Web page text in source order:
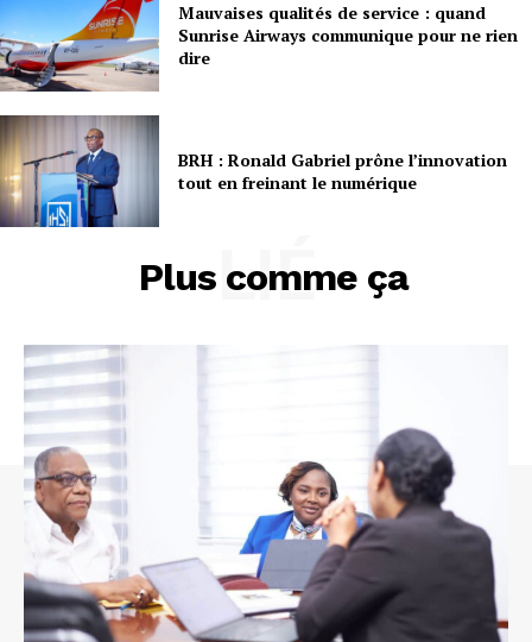
Mauvaises qualités de service : quand
Sunrise Airways communique pour ne rien
dire
BRH : Ronald Gabriel prône l’innovation
tout en freinant le numérique
Plus comme ça
LIÉ